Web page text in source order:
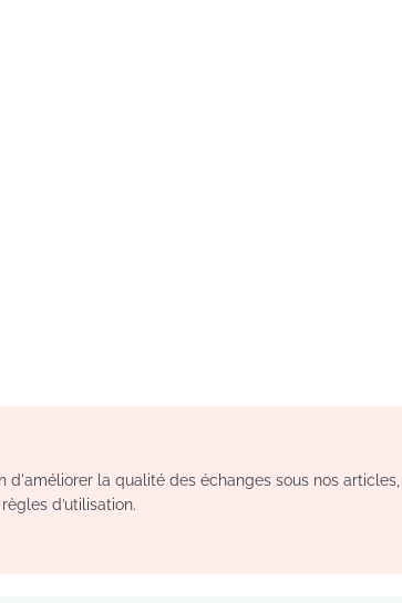
d'améliorer la qualité des échanges sous nos
d’utilisation.